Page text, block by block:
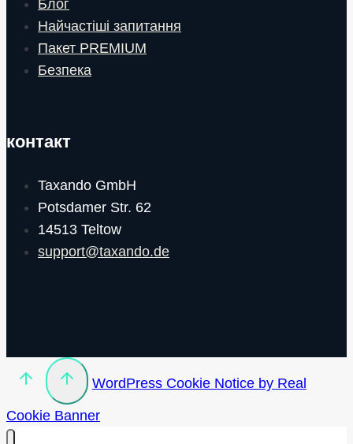
Блог
Найчастіші запитання
Пакет PREMIUM
Безпека
контакт
Taxando GmbH
Potsdamer Str. 62
14513 Teltow
support@taxando.de
WordPress Cookie Notice by Real
Cookie Banner